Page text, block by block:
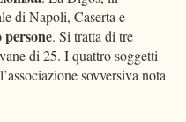
di Napoli, Caserta e
. Si tratta di tre
di 25. I quattro soggetti
sovversiva nota